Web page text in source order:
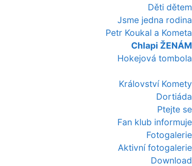
Děti dětem
Jsme jedna rodina
Petr Koukal a Kometa
Chlapi ŽENÁM
Hokejová tombola
Království Komety
Dortiáda
Ptejte se
Fan klub informuje
Fotogalerie
Aktivní fotogalerie
Download